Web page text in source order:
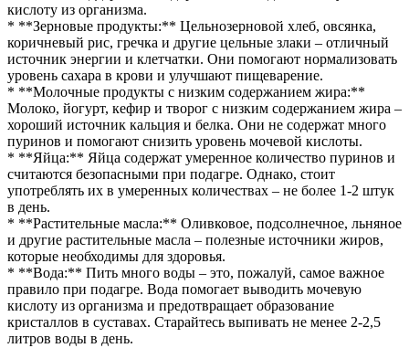
кислоту из организма.
* **Зерновые продукты:** Цельнозерновой хлеб, овсянка,
коричневый рис, гречка и другие цельные злаки – отличный
источник энергии и клетчатки. Они помогают нормализовать
уровень сахара в крови и улучшают пищеварение.
* **Молочные продукты с низким содержанием жира:**
Молоко, йогурт, кефир и творог с низким содержанием жира –
хороший источник кальция и белка. Они не содержат много
пуринов и помогают снизить уровень мочевой кислоты.
* **Яйца:** Яйца содержат умеренное количество пуринов и
считаются безопасными при подагре. Однако, стоит
употреблять их в умеренных количествах – не более 1-2 штук
в день.
* **Растительные масла:** Оливковое, подсолнечное, льняное
и другие растительные масла – полезные источники жиров,
которые необходимы для здоровья.
* **Вода:** Пить много воды – это, пожалуй, самое важное
правило при подагре. Вода помогает выводить мочевую
кислоту из организма и предотвращает образование
кристаллов в суставах. Старайтесь выпивать не менее 2-2,5
литров воды в день.